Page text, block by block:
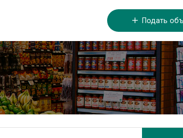
Подать